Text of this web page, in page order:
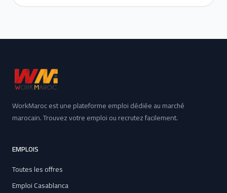
WorkMaroc est une plateforme emploi dédiée au marché
marocain. Trouvez votre emploi ou recrutez facilement.
EMPLOIS
Toutes les offres
Emploi Casablanca